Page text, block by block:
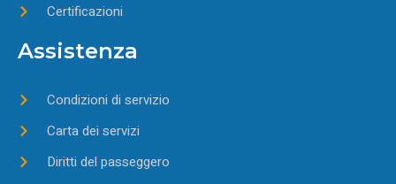
Certificazioni
Assistenza
Condizioni di servizio
Carta dei servizi
Diritti del passeggero